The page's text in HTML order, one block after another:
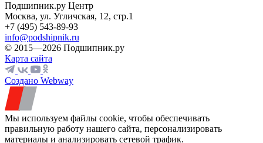
Подшипник.ру Центр
Москва, ул. Угличская, 12, стр.1
+7 (495) 543-89-93
info@podshipnik.ru
© 2015—2026 Подшипник.ру
Карта сайта
Создано Webway
Мы используем файлы cookie, чтобы обеспечивать
правильную работу нашего сайта, персонализировать
материалы и анализировать сетевой трафик.